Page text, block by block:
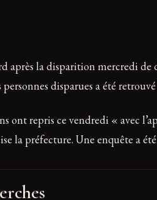
après la disparition mercredi
disparues a été
ont repris ce vendredi « avec
la préfecture. Une enquête a